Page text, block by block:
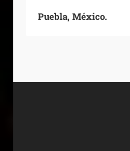
Puebla, México.